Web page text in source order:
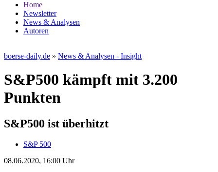
Home
Newsletter
News & Analysen
Autoren
boerse-daily.de » News & Analysen - Insight
S&P500 kämpft mit 3.200
Punkten
S&P500 ist überhitzt
S&P 500
08.06.2020, 16:00 Uhr